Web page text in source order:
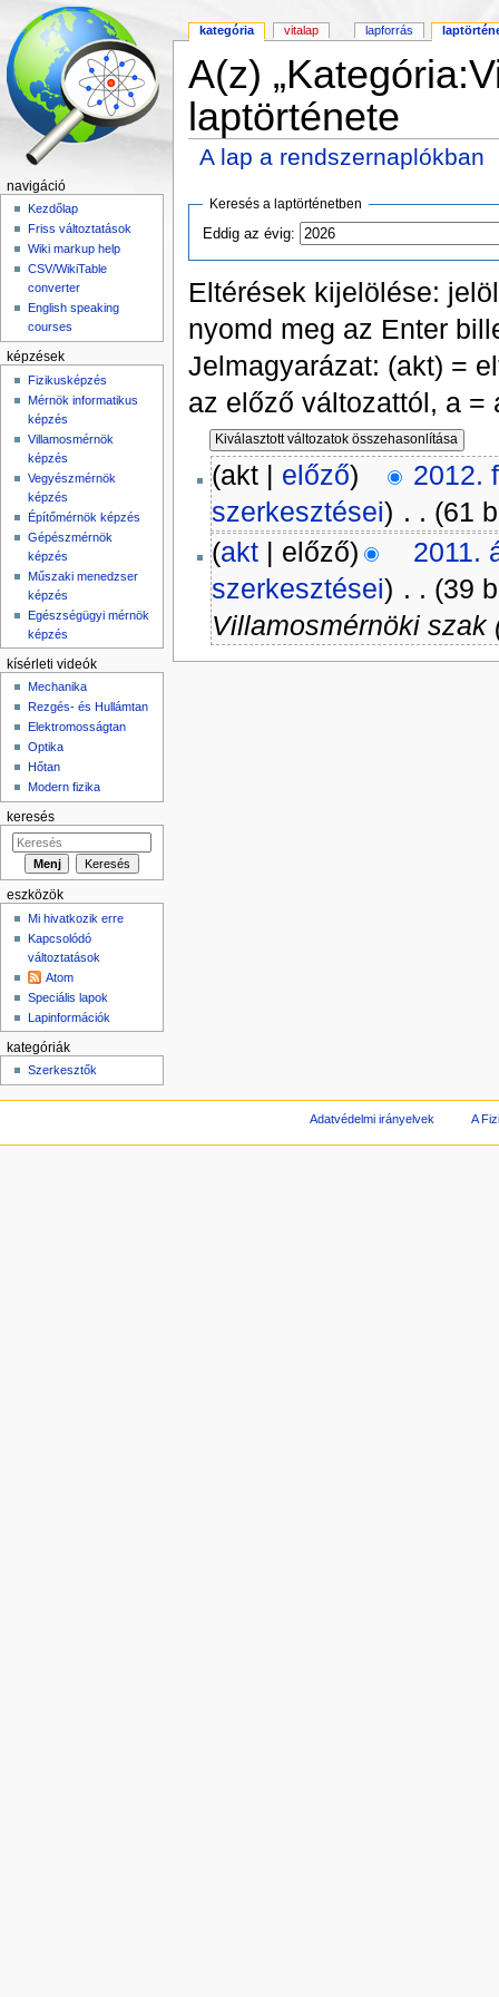
A(z)
laptörténete
A lap a rendszernaplókban
Keresés a laptörténetben
Eddig az évig:
Eltérések kijelölése:
nyomd meg az Enter
Jelmagyarázat: (akt) =
az előző változattól, a =
(akt | előző)
2012.
szerkesztései) . . (61
(akt| előző)
2011.
szerkesztései) . . (39
Villamosmérnöki szak
kategória vitalap lapforrás
navigáció
Kezdőlap
Friss változtatások
Wiki markup help
CSV/WikiTable
converter
English speaking
courses
képzések
Fizikusképzés
Mérnök informatikus
képzés
Villamosmérnök
képzés
Vegyészmérnök
képzés
Építőmérnök képzés
Gépészmérnök
képzés
Műszaki menedzser
képzés
Egészségügyi mérnök
képzés
kísérleti videók
Mechanika
Rezgés- és Hullámtan
Elektromosságtan
Optika
Hőtan
Modern fizika
keresés
eszközök
Mi hivatkozik erre
Kapcsolódó
változtatások
Atom
Speciális lapok
Lapinformációk
kategóriák
Szerkesztők
Adatvédelmi irányelvek A